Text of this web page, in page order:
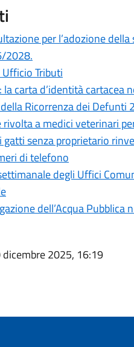
per l’adozione
2028.
Tributi
carta d’identità cartacea
Ricorrenza dei Defunti
a medici veterinari
senza proprietario
di telefono
degli Uffici
dell’Acqua
dicembre 2025, 16:19